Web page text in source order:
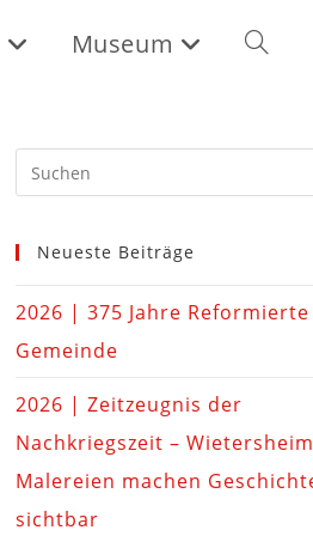
Museum
Neueste Beiträge
2026 | 375 Jahre Reformierte
Gemeinde
2026 | Zeitzeugnis der
Nachkriegszeit –
Malereien machen
sichtbar